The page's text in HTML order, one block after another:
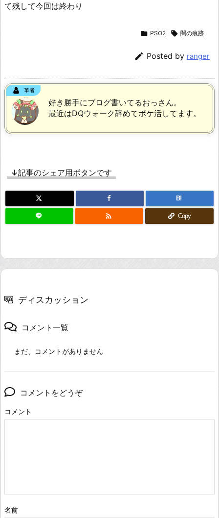
て残して今回は終わり
 PSO2  闇の痕跡
 Posted by ranger
筆者
好き勝手にブログ書いてるおっさん。
最近はDQウォーク辞めてポケ活してます。
↓記事のシェア用ボタンです
B!
 Copy
ディスカッション
コメント一覧
まだ、コメントがありません
コメントをどうぞ
コメント
名前